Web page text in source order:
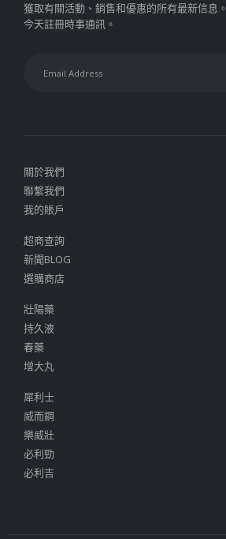
獲取有關活動、銷售和優惠的所有最新信息。
今天註冊時事通訊。
關於我們
聯繫我們
我的賬戶
超商查詢
新聞BLOG
選購商店
壯陽藥
持久液
春藥
增大丸
犀利士
威而鋼
樂威壯
必利勁
必利吉